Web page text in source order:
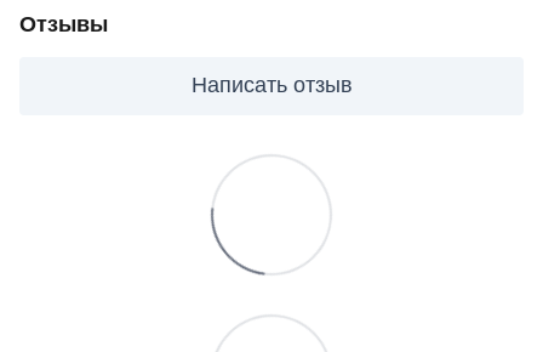
Отзывы
Написать отзыв